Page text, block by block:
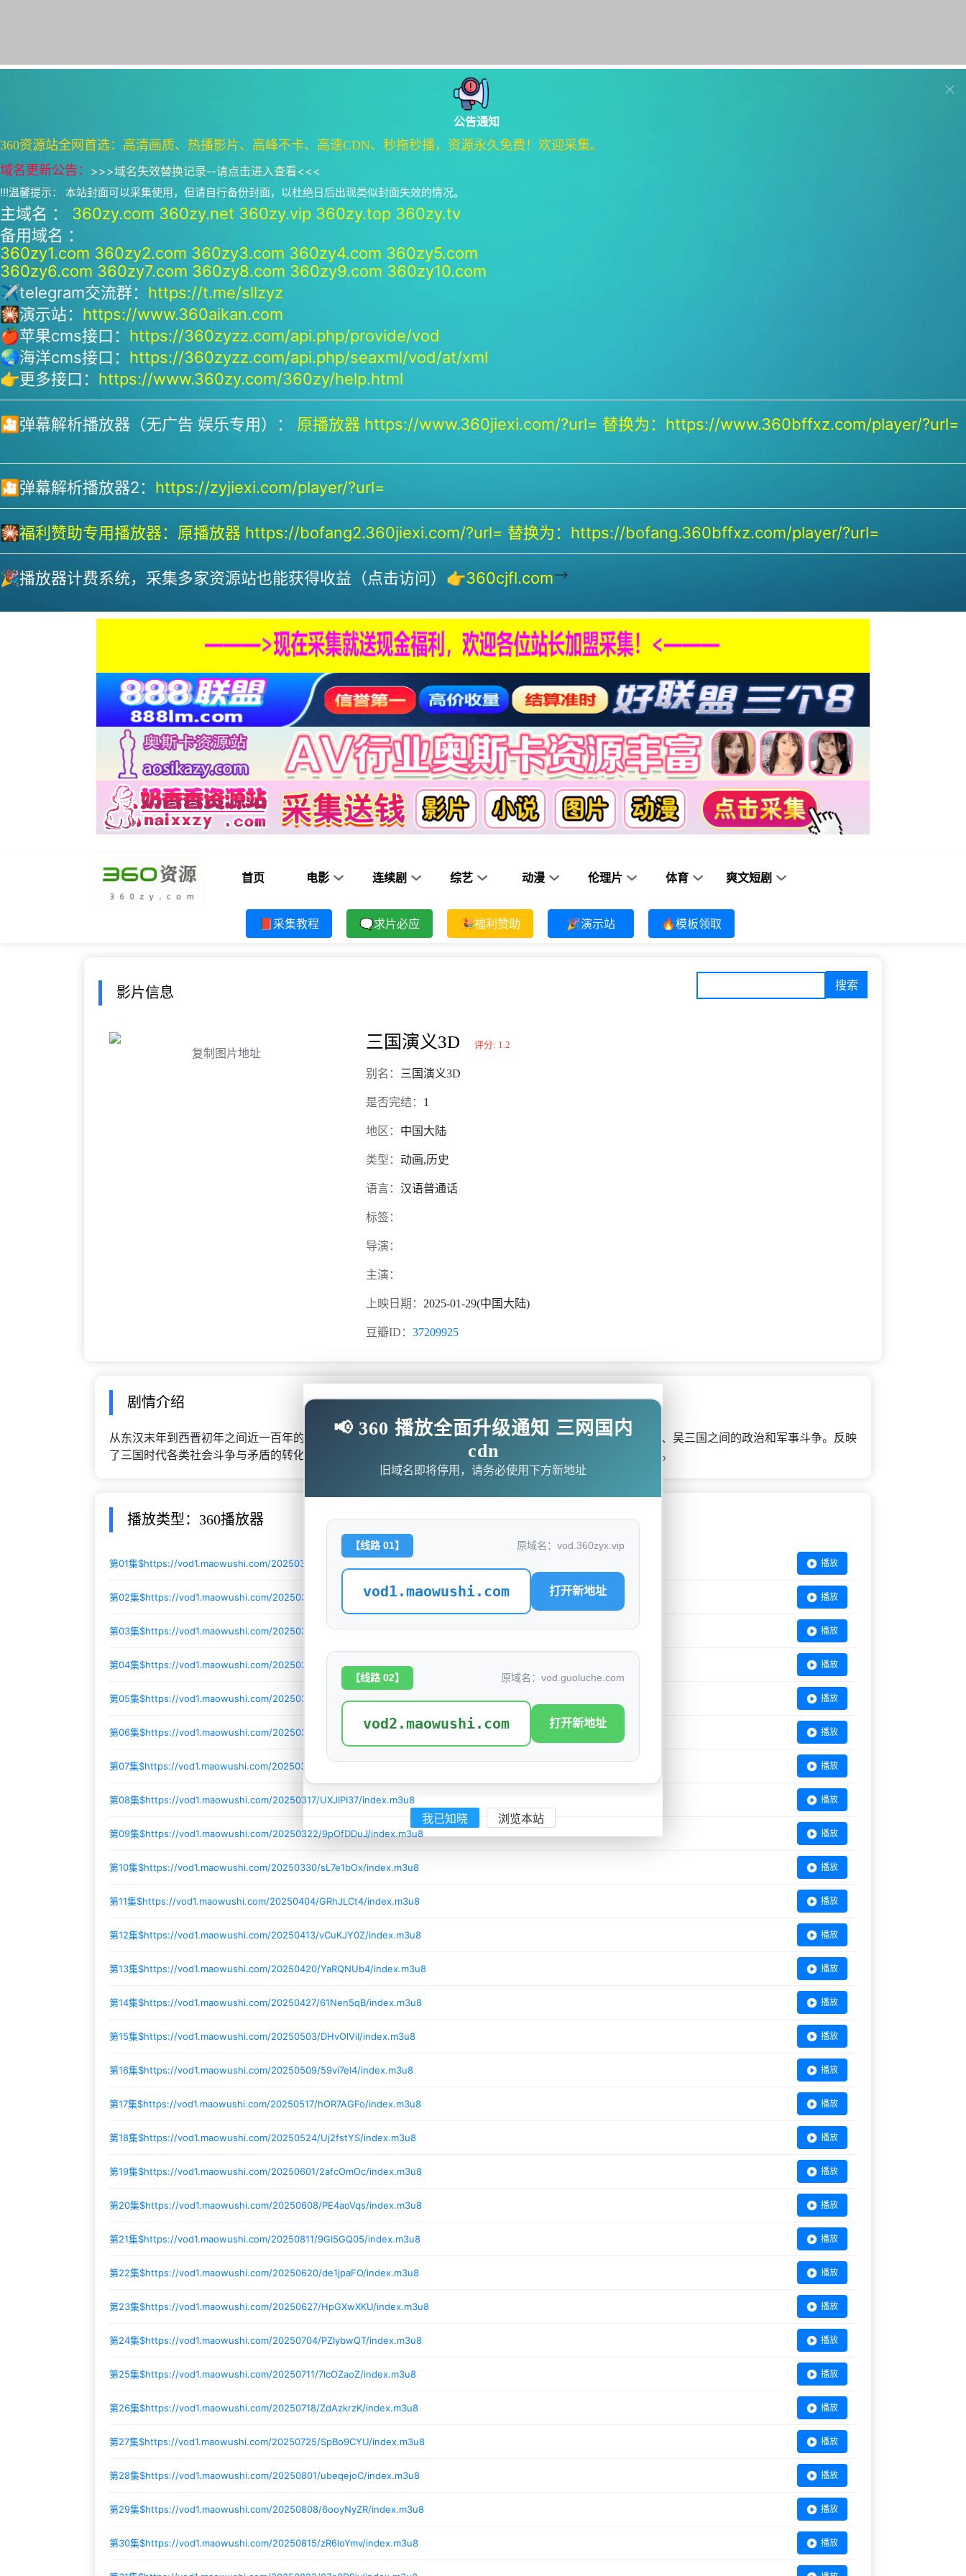
公告通知
360资源站全网首选：高清画质、热播影片、高峰不卡、高速CDN、秒拖秒播，资源永久免费！欢迎采集。
域名更新公告： >>>域名失效替换记录--请点击进入查看<<<
!!!温馨提示： 本站封面可以采集使用，但请自行备份封面，以杜绝日后出现类似封面失效的情况。
主域名 ： 360zy.com 360zy.net 360zy.vip 360zy.top 360zy.tv
备用域名 ：
360zy1.com 360zy2.com 360zy3.com 360zy4.com 360zy5.com
360zy6.com 360zy7.com 360zy8.com 360zy9.com 360zy10.com
✈telegram交流群： https://t.me/sllzyz
🎇演示站： https://www.360aikan.com
🍎苹果cms接口： https://360zyzz.com/api.php/provide/vod
🌏海洋cms接口： https://360zyzz.com/api.php/seaxml/vod/at/xml
👉更多接口： https://www.360zy.com/360zy/help.html
🎦弹幕解析播放器（无广告 娱乐专用）： 原播放器 https://www.360jiexi.com/?url= 替换为：https://www.360bffxz.com/player/?url=
🎦弹幕解析播放器2： https://zyjiexi.com/player/?url=
🎇福利赞助专用播放器： 原播放器 https://bofang2.360jiexi.com/?url= 替换为：https://bofang.360bffxz.com/player/?url=
🎉播放器计费系统，采集多家资源站也能获得收益（点击访问）👉360cjfl.com-->
首页 电影 连续剧 综艺 动漫 伦理片 体育 爽文短剧
📕采集教程 🗨求片必应 🎉福利赞助 🎉演示站 🔥模板领取
影片信息
复制图片地址
三国演义3D 评分: 1.2
别名： 三国演义3D
是否完结： 1
地区： 中国大陆
类型： 动画,历史
语言： 汉语普通话
标签：
导演：
主演：
上映日期： 2025-01-29(中国大陆)
豆瓣ID： 37209925
剧情介绍
从东汉末年到西晋初年之间近一百年的历史风云，以描写战争为主，反映了东汉末年的群雄割据混战和魏、蜀、吴三国之间的政治和军事斗争。反映
了三国时代各类社会斗争与矛盾的转化，并概括了这一时代的历史巨变，塑造了一批叱咤风云的三国英雄人物。
播放类型：360播放器
第01集$https://vod1.maowushi.com/20250307/BLMk5Qpg/index.m3u8 播放
第02集$https://vod1.maowushi.com/20250307/9QvPUGMj/index.m3u8 播放
第03集$https://vod1.maowushi.com/20250307/Ns5OK4aN/index.m3u8 播放
第04集$https://vod1.maowushi.com/20250307/THLYZNHk/index.m3u8 播放
第05集$https://vod1.maowushi.com/20250307/0qGNUlgp/index.m3u8 播放
第06集$https://vod1.maowushi.com/20250307/X1gfyQrq/index.m3u8 播放
第07集$https://vod1.maowushi.com/20250316/jTyY0lNV/index.m3u8 播放
第08集$https://vod1.maowushi.com/20250317/UXJIPI37/index.m3u8 播放
第09集$https://vod1.maowushi.com/20250322/9pOfDDuJ/index.m3u8 播放
第10集$https://vod1.maowushi.com/20250330/sL7e1bOx/index.m3u8 播放
第11集$https://vod1.maowushi.com/20250404/GRhJLCt4/index.m3u8 播放
第12集$https://vod1.maowushi.com/20250413/vCuKJY0Z/index.m3u8 播放
第13集$https://vod1.maowushi.com/20250420/YaRQNUb4/index.m3u8 播放
第14集$https://vod1.maowushi.com/20250427/61Nen5qB/index.m3u8 播放
第15集$https://vod1.maowushi.com/20250503/DHvOlViI/index.m3u8 播放
第16集$https://vod1.maowushi.com/20250509/59vi7eI4/index.m3u8 播放
第17集$https://vod1.maowushi.com/20250517/hOR7AGFo/index.m3u8 播放
第18集$https://vod1.maowushi.com/20250524/Uj2fstYS/index.m3u8 播放
第19集$https://vod1.maowushi.com/20250601/2afcOmOc/index.m3u8 播放
第20集$https://vod1.maowushi.com/20250608/PE4aoVqs/index.m3u8 播放
第21集$https://vod1.maowushi.com/20250811/9GI5GQ05/index.m3u8 播放
第22集$https://vod1.maowushi.com/20250620/de1jpaFO/index.m3u8 播放
第23集$https://vod1.maowushi.com/20250627/HpGXwXKU/index.m3u8 播放
第24集$https://vod1.maowushi.com/20250704/PZIybwQT/index.m3u8 播放
第25集$https://vod1.maowushi.com/20250711/7lcOZaoZ/index.m3u8 播放
第26集$https://vod1.maowushi.com/20250718/ZdAzkrzK/index.m3u8 播放
第27集$https://vod1.maowushi.com/20250725/SpBo9CYU/index.m3u8 播放
第28集$https://vod1.maowushi.com/20250801/ubeqejoC/index.m3u8 播放
第29集$https://vod1.maowushi.com/20250808/6ooyNyZR/index.m3u8 播放
第30集$https://vod1.maowushi.com/20250815/zR6loYmv/index.m3u8 播放
📢 360 播放全面升级通知 三网国内
cdn
旧域名即将停用，请务必使用下方新地址
【线路 01】 原域名：vod.360zyx.vip
vod1.maowushi.com 打开新地址
【线路 02】 原域名：vod.guoluche.com
vod2.maowushi.com 打开新地址
我已知晓 浏览本站